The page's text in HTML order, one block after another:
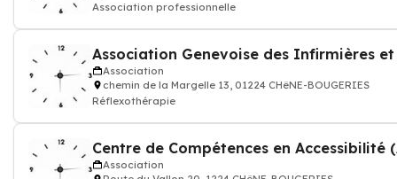
Association professionnelle
Association Genevoise des Infirmières
Association
chemin de la Margelle 13, 01224 CHêNE-BOUGERIES
Réflexothérapie
Association